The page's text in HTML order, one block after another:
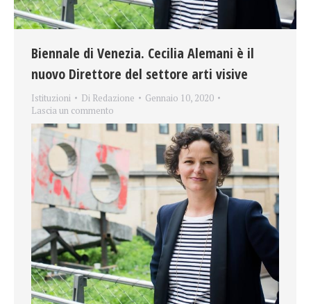
Biennale di Venezia. Cecilia Alemani è il
nuovo Direttore del settore arti visive
Istituzioni Di Redazione
Gennaio 10, 2020
Lascia un commento